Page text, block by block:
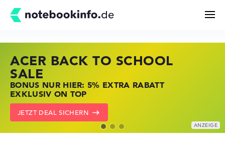
Kaufberatung
ACER BACK TO SCHOOL
SALE
BONUS NUR HIER: 5% EXTRA RABATT
EXKLUSIV ON TOP
JETZT DEAL SICHERN
HP STORE SSV DEALS
JETZT ZUGREIFEN: NOTEBOOKS BEI HP
KRÄFTIG REDUZIERT
ZU DEN HP ANGEBOTEN
LENOVO LAPTOP DEALS
NOTEBOOKS BEI LENOVO JETZT
KRÄFTIG REDUZIERT
LENOVO DEALS ZEIGEN